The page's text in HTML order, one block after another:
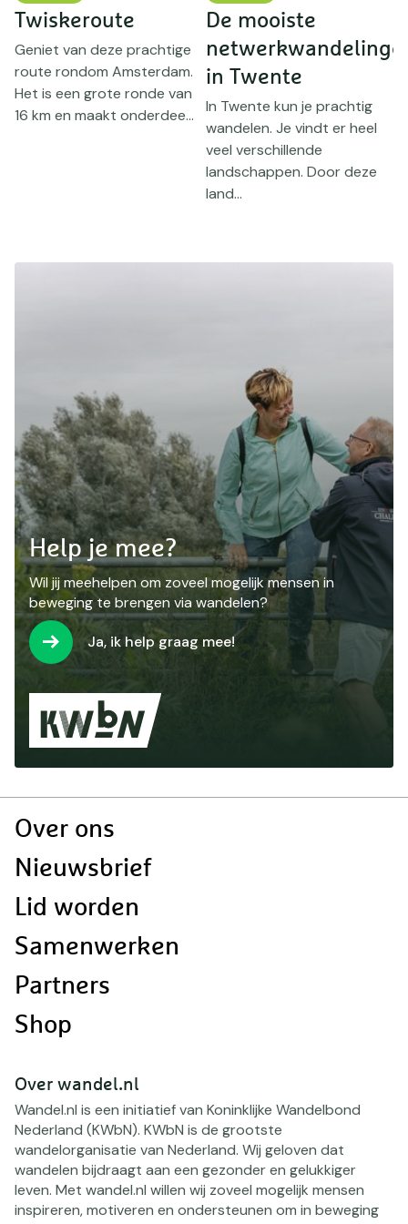
Twiskeroute
Geniet van deze prachtige
route rondom Amsterdam.
Het is een grote ronde van
16 km en maakt onderdee...
De mooiste
in Twente
In Twente kun je prachtig
wandelen. Je vindt er heel
veel verschillende
landschappen. Door deze
land...
Help je mee?
Wil jij meehelpen om zoveel mogelijk mensen in
beweging te brengen via wandelen?
Ja, ik help graag mee!
Doormat
Over ons
Nieuwsbrief
Lid worden
Samenwerken
Partners
Shop
Over wandel.nl
Wandel.nl is een initiatief van Koninklijke Wandelbond
Nederland (KWbN). KWbN is de grootste
wandelorganisatie van Nederland. Wij geloven dat
wandelen bijdraagt aan een gezonder en gelukkiger
leven. Met wandel.nl willen wij zoveel mogelijk mensen
inspireren, motiveren en ondersteunen om in beweging